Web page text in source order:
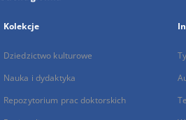
Kolekcje
Dziedzictwo kulturowe
Nauka i dydaktyka
Repozytorium prac doktorskich